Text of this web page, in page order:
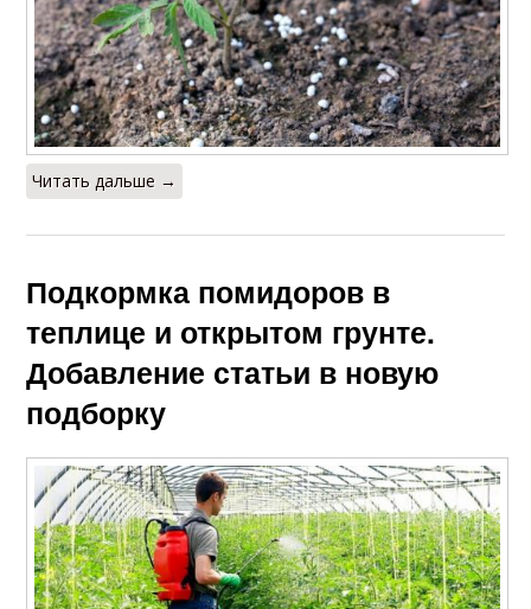
Читать дальше →
Подкормка помидоров в
теплице и открытом грунте.
Добавление статьи в новую
подборку